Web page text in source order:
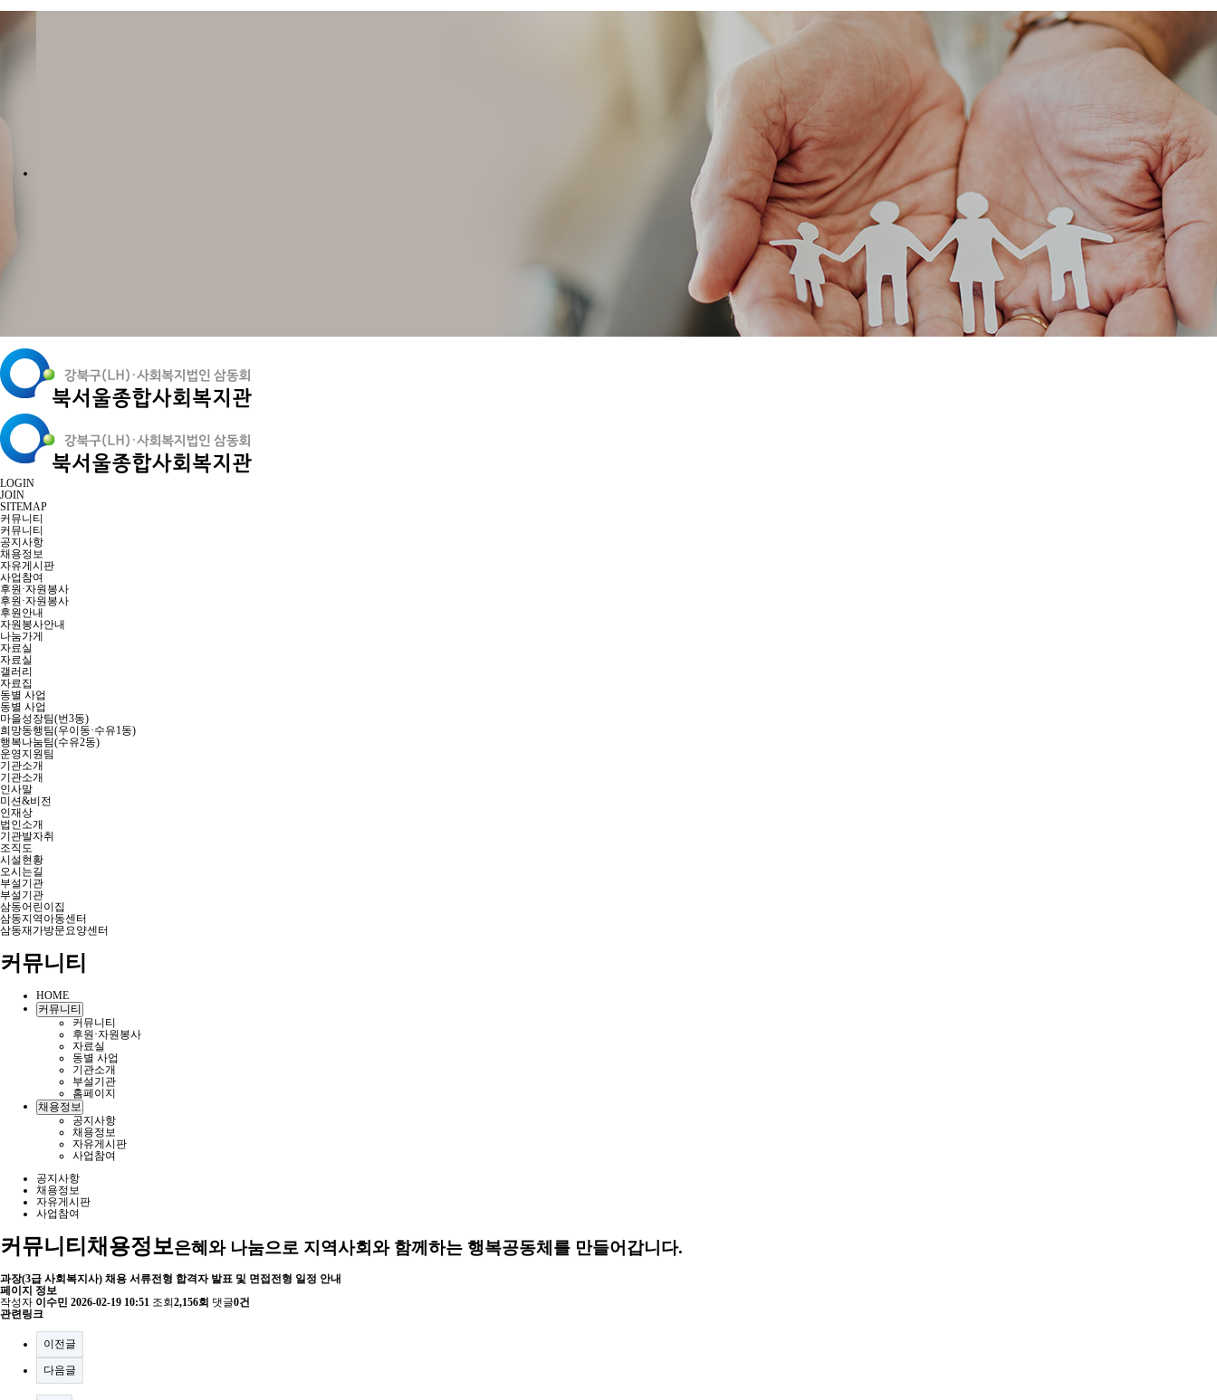
LOGIN
JOIN
SITEMAP
커뮤니티
커뮤니티
공지사항
채용정보
자유게시판
사업참여
후원·자원봉사
후원·자원봉사
후원안내
자원봉사안내
나눔가게
자료실
자료실
갤러리
자료집
동별 사업
동별 사업
마을성장팀(번3동)
희망동행팀(우이동·수유1동)
행복나눔팀(수유2동)
운영지원팀
기관소개
기관소개
인사말
미션&비전
인재상
법인소개
기관발자취
조직도
시설현황
오시는길
부설기관
부설기관
삼동어린이집
삼동지역아동센터
삼동재가방문요양센터
커뮤니티
HOME
커뮤니티
커뮤니티
후원·자원봉사
자료실
동별 사업
기관소개
부설기관
홈페이지
채용정보
공지사항
채용정보
자유게시판
사업참여
공지사항
채용정보
자유게시판
사업참여
커뮤니티 채용정보은혜와 나눔으로 지역사회와 함께하는 행복공동체를 만들어갑니다.
과장(3급 사회복지사) 채용 서류전형 합격자 발표 및 면접전형 일정 안내
페이지 정보
작성자 이수민 2026-02-19 10:51 조회 2,156회 댓글0건
관련링크
이전글
다음글